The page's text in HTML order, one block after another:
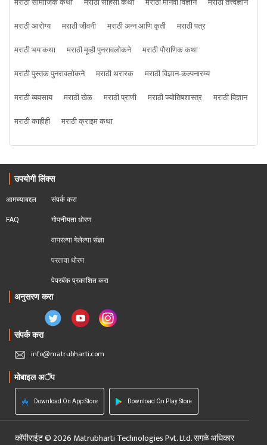
मराठी आरोग्य
मराठी जीवनी मराठी अन्न आणि कृती
मराठी पत्र
मराठी भय कथा
मराठी मूव्ही पुनरावलोकने
मराठी पौराणिक कथा
मराठी पुस्तक पुनरावलोकने
मराठी थरारक
मराठी विज्ञान-कल्पनारम्य
मराठी व्यवसाय
मराठी खेळ मराठी प्राणी मराठी ज्योतिषशास्त्र
मराठी विज्ञान
मराठी काहीही
मराठी क्राइम कथा
उपयोगी लिंक्स
आमच्याबद्दल
FAQ
संपर्क करा
गोपनीयता धोरण
वापरल्या गेलेल्या संज्ञा
परतावा धोरण
पेपरबॅक प्रकाशित करा
अनुसरण करा
संपर्क करा
info@matrubharti.com
मोबाइल अॅप
Download On App Store Download On Play Store
कॉपीराईट © 2026 Matrubharti Technologies Pvt. Ltd. सगळे अधिकार